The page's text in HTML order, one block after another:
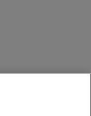
az új, könnyű, stretch